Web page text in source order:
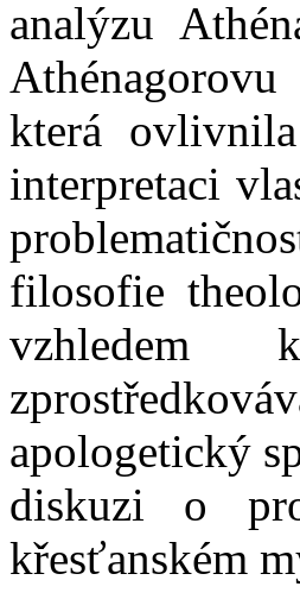
analýzu
která
interpretaci
filosofie
vzhledem
apologetický
diskuzi o
křesťanském